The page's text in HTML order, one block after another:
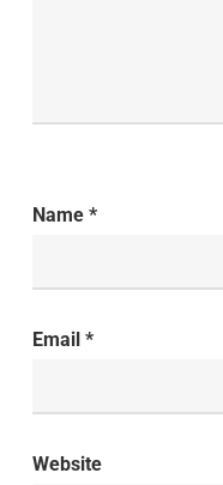
Name *
Email *
Website